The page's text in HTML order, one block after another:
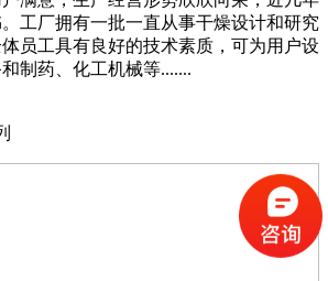
工厂拥有一批一直从事干燥设计和研究
员工具有良好的技术素质，可为用户设
制药、化工机械等.......